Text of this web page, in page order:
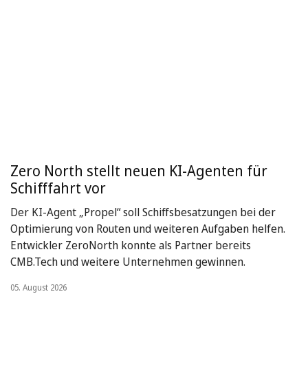
Zero North stellt neuen KI-Agenten für
Schifffahrt vor
Der KI-Agent „Propel“ soll Schiffsbesatzungen bei der
Optimierung von Routen und weiteren Aufgaben helfen.
Entwickler ZeroNorth konnte als Partner bereits
CMB.Tech und weitere Unternehmen gewinnen.
05. August 2026